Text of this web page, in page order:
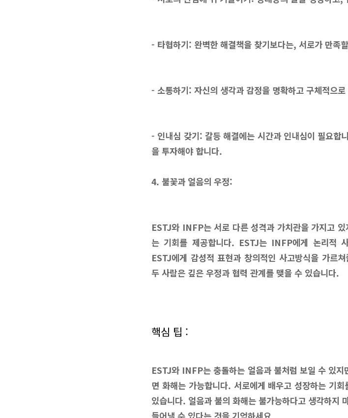
- 타협하기: 완벽한 해결책을 찾기보다는, 서로가 만족
- 소통하기: 자신의 생각과 감정을 명확하고 구체적으
- 인내심 갖기: 갈등 해결에는 시간과 인내심이 필요합
을 투자해야 합니다.
4. 불꽃과 얼음의 우정:
ESTJ와 INFP는 서로 다른 성격과 가치관을 가지고
는 기회를 제공합니다. ESTJ는 INFP에게 논리적
ESTJ에게 감성적 표현과 창의적인 사고방식을 가르
두 사람은 깊은 우정과 협력 관계를 맺을 수 있습니다.
핵심 팁 :
ESTJ와 INFP는 충돌하는 얼음과 불처럼 보일 수 있
면 화해는 가능합니다. 서로에게 배우고 성장하는 기
있습니다. 얼음과 불의 화해는 불가능하다고 생각하지